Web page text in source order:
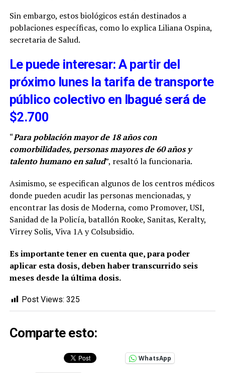
Sin embargo, estos biológicos están destinados a
poblaciones específicas, como lo explica Liliana Ospina,
secretaria de Salud.
Le puede interesar: A partir del
próximo lunes la tarifa de transporte
público colectivo en Ibagué será de
$2.700
“Para población mayor de 18 años con
comorbilidades, personas mayores de 60 años y
talento humano en salud”, resaltó la funcionaria.
Asimismo, se especifican algunos de los centros médicos
donde pueden acudir las personas mencionadas, y
encontrar las dosis de Moderna, como Promover, USI,
Sanidad de la Policía, batallón Rooke, Sanitas, Keralty,
Virrey Solis, Viva 1A y Colsubsidio.
Es importante tener en cuenta que, para poder
aplicar esta dosis, deben haber transcurrido seis
meses desde la última dosis.
Post Views: 325
Comparte esto:
WhatsApp